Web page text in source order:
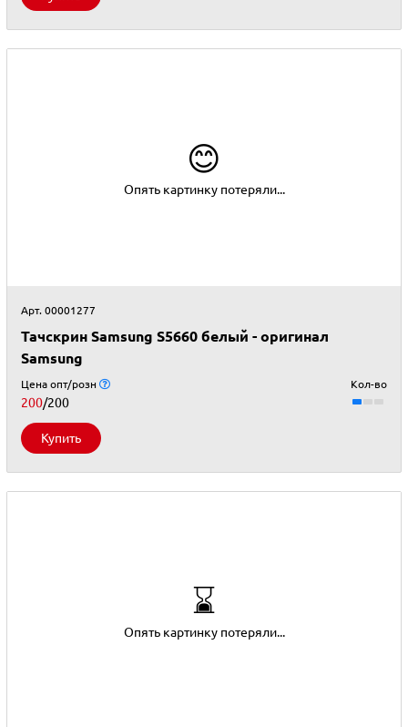
😊
Опять картинку потеряли...
Арт. 00001277
Тачскрин Samsung S5660 белый - оригинал
Samsung
Цена опт/розн
200/200
Кол-во
Купить
⌛
Опять картинку потеряли...